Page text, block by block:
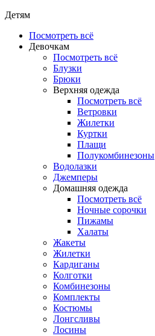
Детям
Посмотреть всё
Девочкам
Посмотреть всё
Блузки
Брюки
Верхняя одежда
Посмотреть всё
Ветровки
Жилетки
Куртки
Плащи
Полукомбинезоны
Водолазки
Джемперы
Домашняя одежда
Посмотреть всё
Ночные сорочки
Пижамы
Халаты
Жакеты
Жилетки
Кардиганы
Колготки
Комбинезоны
Комплекты
Костюмы
Лонгсливы
Лосины